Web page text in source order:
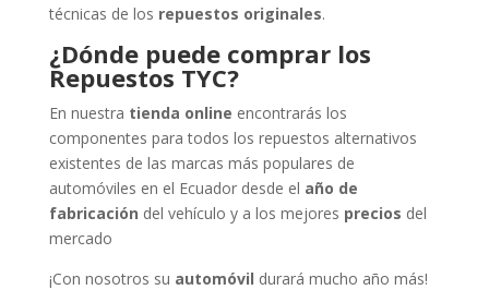
técnicas de los repuestos originales.
¿Dónde puede comprar los
Repuestos TYC?
En nuestra tienda online encontrarás los
componentes para todos los repuestos alternativos
existentes de las marcas más populares de
automóviles en el Ecuador desde el año de
fabricación del vehículo y a los mejores precios del
mercado
¡Con nosotros su automóvil durará mucho año más!